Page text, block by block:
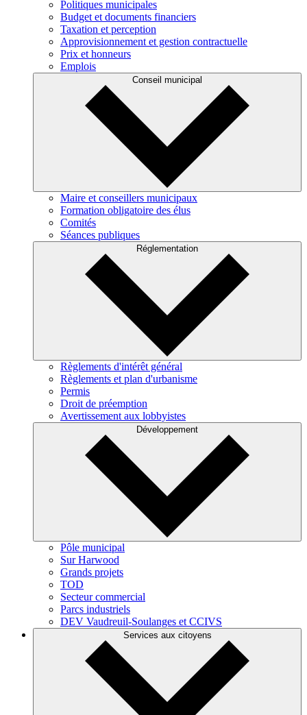
Politiques municipales
Budget et documents financiers
Taxation et perception
Approvisionnement et gestion contractuelle
Prix et honneurs
Emplois
Conseil municipal
Maire et conseillers municipaux
Formation obligatoire des élus
Comités
Séances publiques
Réglementation
Règlements d'intérêt général
Règlements et plan d'urbanisme
Permis
Droit de préemption
Avertissement aux lobbyistes
Développement
Pôle municipal
Sur Harwood
Grands projets
TOD
Secteur commercial
Parcs industriels
DEV Vaudreuil-Soulanges et CCIVS
Services aux citoyens